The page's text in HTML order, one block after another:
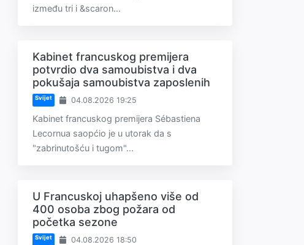
između tri i &scaron...
Kabinet francuskog premijera
potvrdio dva samoubistva i dva
pokušaja samoubistva zaposlenih
Svijet 04.08.2026 19:25
Kabinet francuskog premijera Sébastiena
Lecornua saopćio je u utorak da s
"zabrinutošću i tugom"...
U Francuskoj uhapšeno više od
400 osoba zbog požara od
početka sezone
Svijet 04.08.2026 18:50